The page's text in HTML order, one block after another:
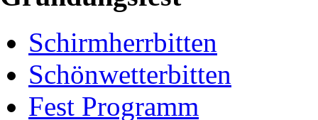
Schirmherrbitten
Schönwetterbitten
Fest Programm